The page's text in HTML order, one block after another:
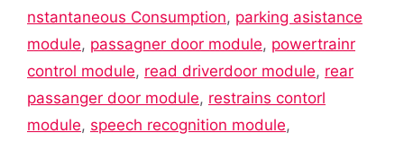
nstantaneous Consumption, parking asistance
module, passagner door module, powertrainr
control module, read driverdoor module, rear
passanger door module, restrains contorl
module, speech recognition module,